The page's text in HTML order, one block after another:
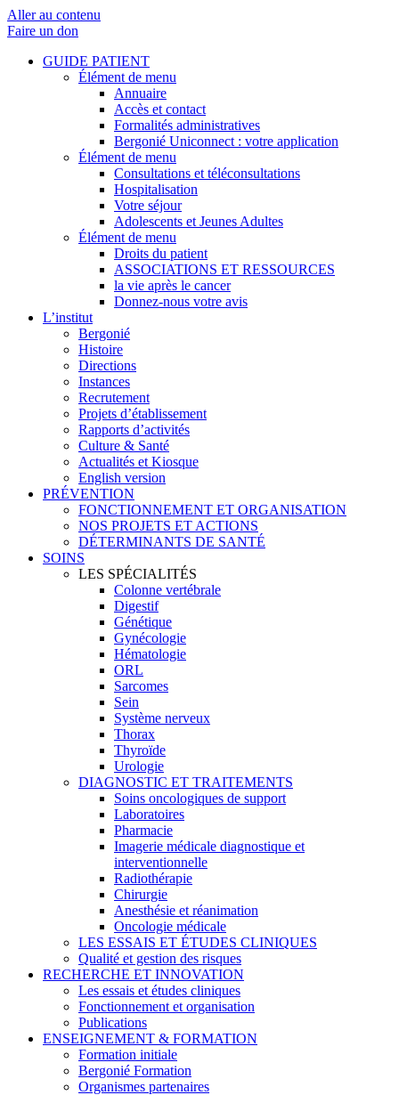
Aller au contenu
Faire un don
GUIDE PATIENT
Élément de menu
Annuaire
Accès et contact
Formalités administratives
Bergonié Uniconnect : votre application
Élément de menu
Consultations et téléconsultations
Hospitalisation
Votre séjour
Adolescents et Jeunes Adultes
Élément de menu
Droits du patient
ASSOCIATIONS ET RESSOURCES
la vie après le cancer
Donnez-nous votre avis
L’institut
Bergonié
Histoire
Directions
Instances
Recrutement
Projets d’établissement
Rapports d’activités
Culture & Santé
Actualités et Kiosque
English version
PRÉVENTION
FONCTIONNEMENT ET ORGANISATION
NOS PROJETS ET ACTIONS
DÉTERMINANTS DE SANTÉ
SOINS
LES SPÉCIALITÉS
Colonne vertébrale
Digestif
Génétique
Gynécologie
Hématologie
ORL
Sarcomes
Sein
Système nerveux
Thorax
Thyroïde
Urologie
DIAGNOSTIC ET TRAITEMENTS
Soins oncologiques de support
Laboratoires
Pharmacie
Imagerie médicale diagnostique et
interventionnelle
Radiothérapie
Chirurgie
Anesthésie et réanimation
Oncologie médicale
LES ESSAIS ET ÉTUDES CLINIQUES
Qualité et gestion des risques
RECHERCHE ET INNOVATION
Les essais et études cliniques
Fonctionnement et organisation
Publications
ENSEIGNEMENT & FORMATION
Formation initiale
Bergonié Formation
Organismes partenaires